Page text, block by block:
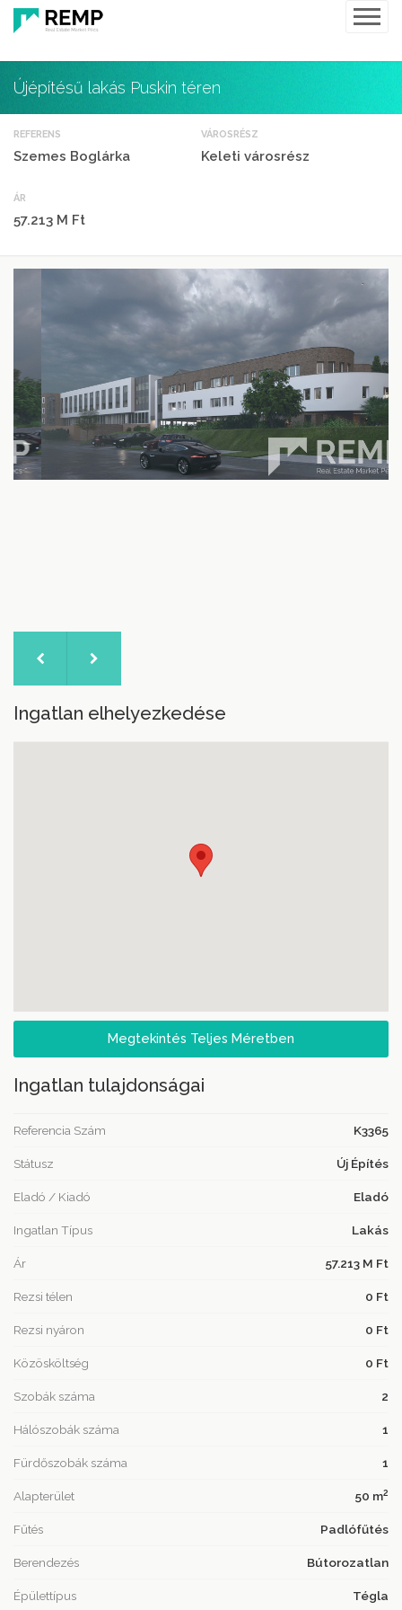
Újépítésű lakás Puskin téren
REFERENS
Szemes Boglárka
VÁROSRÉSZ
Keleti városrész
ÁR
57.213 M Ft
Ingatlan elhelyezkedése
Megtekintés Teljes Méretben
Ingatlan tulajdonságai
Referencia Szám K3365
Státusz Új Építés
Eladó / Kiadó Eladó
Ingatlan Típus Lakás
Ár 57.213 M Ft
Rezsi télen 0 Ft
Rezsi nyáron 0 Ft
Közösköltség 0 Ft
Szobák száma 2
Hálószobák száma 1
Fürdőszobák száma 1
Alapterület 50 m2
Fűtés Padlófűtés
Berendezés Bútorozatlan
Épülettípus Tégla